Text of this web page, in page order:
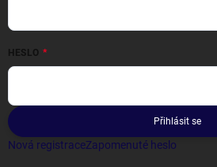
HESLO
Přihlásit se
Nová registraceZapomenuté heslo